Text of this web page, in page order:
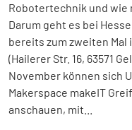
Robotertechnik und wie
Darum geht es bei
bereits zum zweiten Mal
(Hailerer Str. 16, 63571
November können sich
Makerspace makeIT
anschauen, mit...